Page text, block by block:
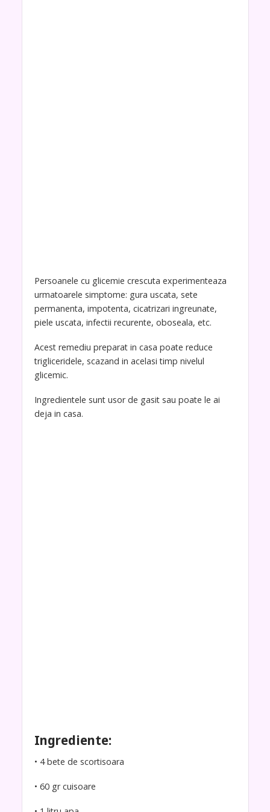
Persoanele cu glicemie crescuta experimenteaza
urmatoarele simptome: gura uscata, sete
permanenta, impotenta, cicatrizari ingreunate,
piele uscata, infectii recurente, oboseala, etc.
Acest remediu preparat in casa poate reduce
trigliceridele, scazand in acelasi timp nivelul
glicemic.
Ingredientele sunt usor de gasit sau poate le ai
deja in casa.
Ingrediente:
• 4 bete de scortisoara
• 60 gr cuisoare